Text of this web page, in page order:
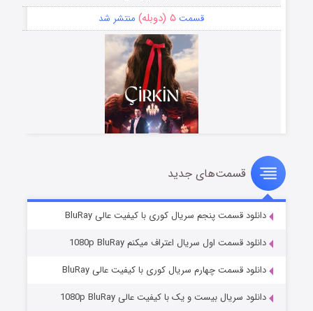
قسمت ۵ (دوبله) منتشر شد
سریال زشت
قسمت۲ (زیرنویس) منتشر شد
قسمت‌های جدید
دانلود قسمت پنجم سریال کوری با کیفیت عالی BluRay
دانلود قسمت اول سریال اعتراف میکنم 1080p BluRay
دانلود قسمت چهارم سریال کوری با کیفیت عالی BluRay
دانلود سریال بیست و یک با کیفیت عالی 1080p BluRay